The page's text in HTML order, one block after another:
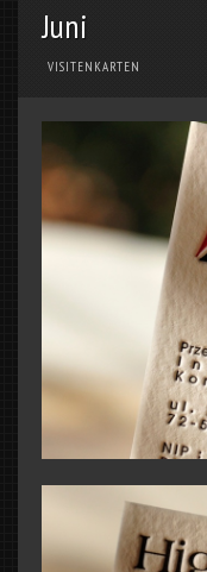
Juni
VISITENKARTEN